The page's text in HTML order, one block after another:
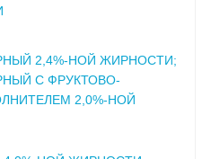
2,4%-НОЙ ЖИРНОСТИ;
С ФРУКТОВО-
2,0%-НОЙ